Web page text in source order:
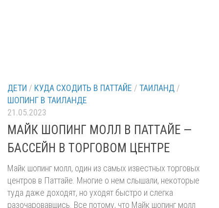
ДЕТИ / КУДА СХОДИТЬ В ПАТТАЙЕ / ТАИЛАНД /
ШОПИНГ В ТАИЛАНДЕ
21.05.2023
МАЙК ШОПИНГ МОЛЛ В ПАТТАЙЕ —
БАССЕЙН В ТОРГОВОМ ЦЕНТРЕ
Майк шопинг молл, один из самых известных торговых
центров в Паттайе. Многие о нем слышали, некоторые
туда даже доходят, но уходят быстро и слегка
разочаровавшись. Все потому, что Майк шопинг молл